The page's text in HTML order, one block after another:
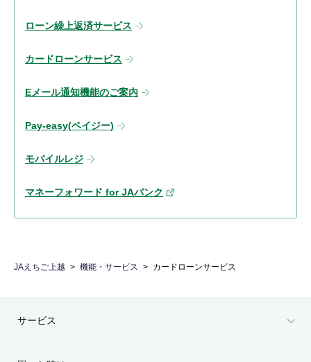
ローン繰上返済サービス
カードローンサービス
Eメール通知機能のご案内
Pay-easy(ペイジー)
モバイルレジ
マネーフォワード for JAバンク
JAえちご上越 機能・サービス カードローンサービス
サービス